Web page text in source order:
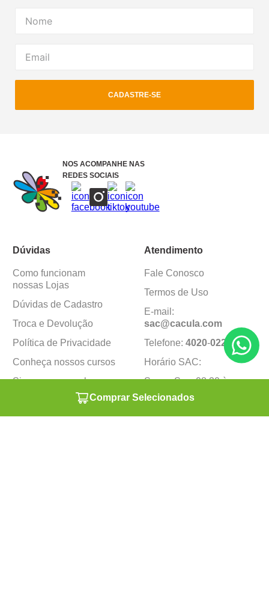
Comprar Selecionados
CADASTRE-SE
NOS ACOMPANHE NAS
REDES SOCIAIS
Dúvidas
Como funcionam
nossas Lojas
Dúvidas de Cadastro
Troca e Devolução
Política de Privacidade
Conheça nossos cursos
Siga nosso canal no
Atendimento
Fale Conosco
Termos de Uso
E-mail:
sac@cacula.com
Telefone: 4020-0220
Horário SAC:
Seg. a Sex. 08:30 às
17:45 (exceto feriados)